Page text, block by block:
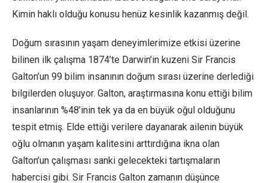
Kimin haklı olduğu konusu henüz kesinlik kazanmış değil.
Doğum sırasının yaşam deneyimlerimize etkisi üzerine
bilinen ilk çalışma 1874’te Darwin’in kuzeni Sir Francis
Galton’un 99 bilim insanının doğum sırası üzerine derlediği
bilgilerden oluşuyor. Galton, araştırmasına konu ettiği bilim
insanlarının %48’inin tek ya da en büyük oğul olduğunu
tespit etmiş. Elde ettiği verilere dayanarak ailenin büyük
oğlu olmanın yaşam kalitesini arttırdığına ikna olan
Galton’un çalışması sanki gelecekteki tartışmaların
habercisi gibi. Sir Francis Galton zamanın düşünce